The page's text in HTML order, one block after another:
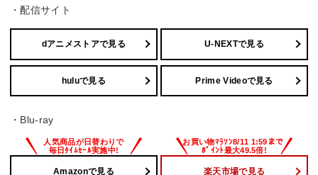
・配信サイト
dアニメストアで見る U-NEXTで見る
huluで見る Prime Videoで見る
・Blu-ray
Amazonで見る 楽天市場で見る